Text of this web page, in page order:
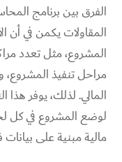
الفرق بين برنامج
المقاولات يكمن في أن
المشروع، مثل تعدد
مراحل تنفيذ المشروع،
المالي. لذلك، يوفر
لوضع المشروع في كل
مالية مبنية على بيانات